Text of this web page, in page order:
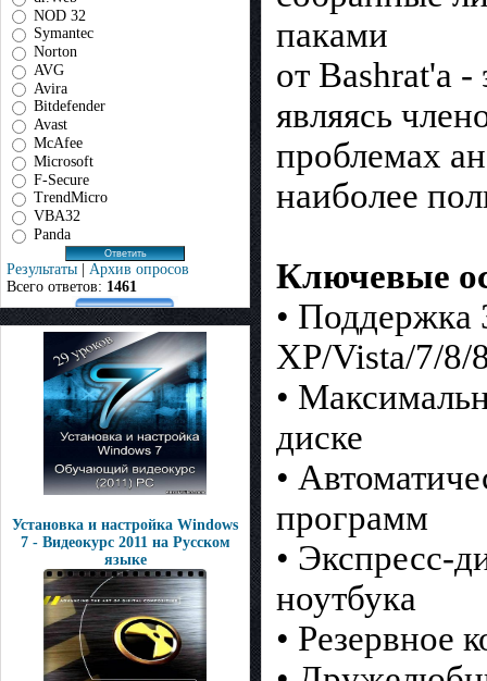
NOD 32
Symantec
Norton
AVG
Avira
Bitdefender
Avast
McAfee
Microsoft
F-Secure
TrendMicro
VBA32
Panda
Результаты | Архив опросов
Всего ответов: 1461
Установка и настройка Windows
7 - Видеокурс 2011 на Русском
языке
паками
от Bashrat'a -
являясь
проблемах
наиболее
Ключевые
• Поддержка
XP/Vista/7/8/
•
диске
•
программ
• Экспресс-
ноутбука
• Резервное